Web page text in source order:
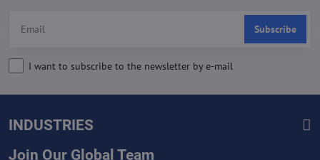
Subscribe
I want to subscribe to the newsletter by e-mail
INDUSTRIES
Join Our Global Team